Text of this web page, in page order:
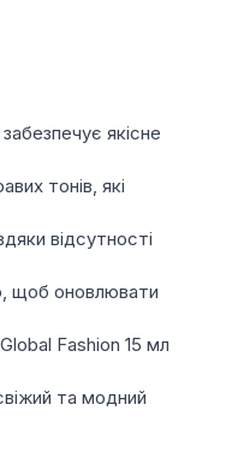
що задовольнять
якісне
тонів, які
відсутності
щоб оновлювати
Fashion 15 мл
та модний